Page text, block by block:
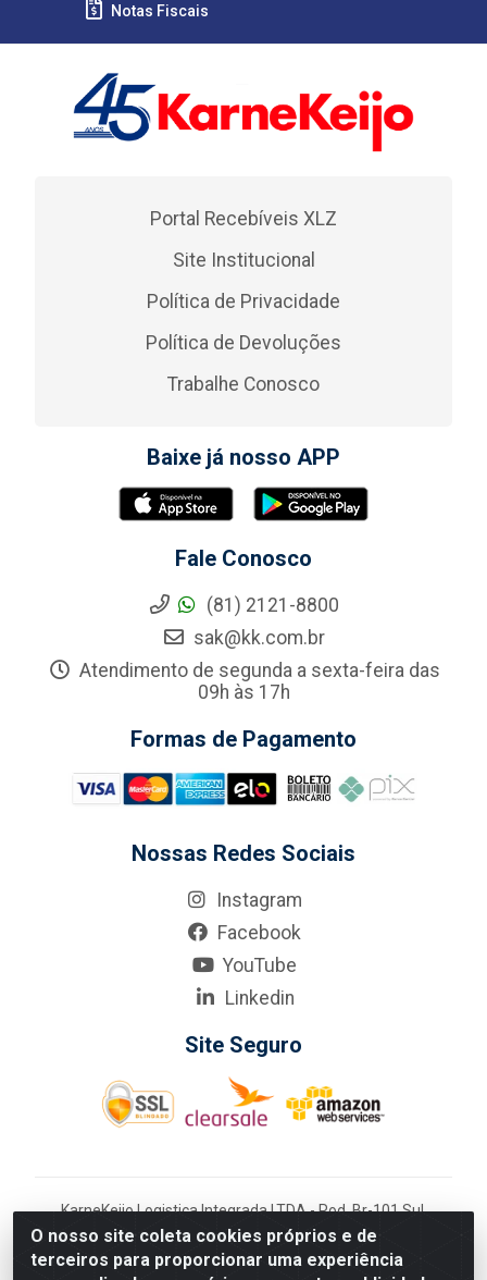
O nosso site coleta cookies próprios e de
terceiros para proporcionar uma experiência
Notas Fiscais
Portal Recebíveis XLZ
Site Institucional
Política de Privacidade
Política de Devoluções
Trabalhe Conosco
Baixe já nosso APP
Fale Conosco
(81) 2121-8800
sak@kk.com.br
Atendimento de segunda a sexta-feira das
09h às 17h
Formas de Pagamento
Nossas Redes Sociais
Instagram
Facebook
YouTube
Linkedin
Site Seguro
KarneKeijo Logistica Integrada LTDA - Rod. Br-101 Sul,
nº3700 - Barro, Recife/PE, 50900-400 CNPJ:
24.150.377/0001-95